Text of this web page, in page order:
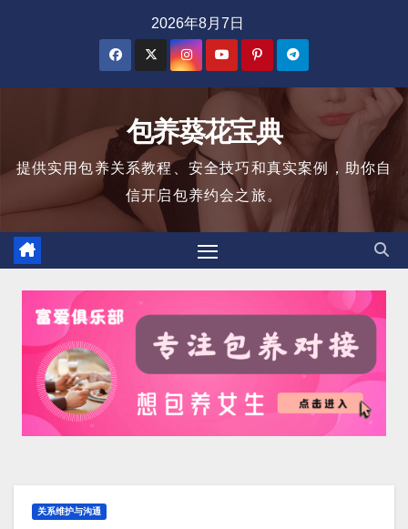
2026年8月7日
包养葵花宝典
提供实用包养关系教程、安全技巧和真实案例，助你自
信开启包养约会之旅。
关系维护与沟通